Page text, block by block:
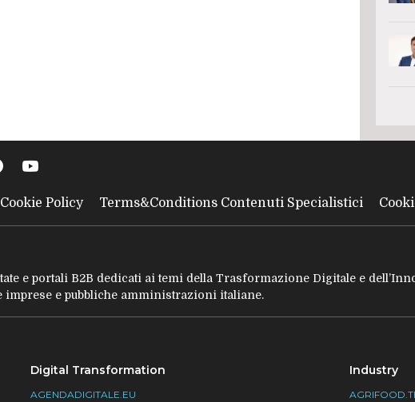
Policy Terms&Conditions Contenuti Specialistici
e portali B2B dedicati ai temi della Trasformazione Digitale e
e pubbliche amministrazioni italiane.
Digital Transformation
AGENDADIGITALE.EU
Industry